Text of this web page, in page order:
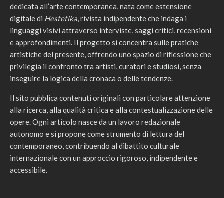
dedicata all’arte contemporanea, nata come estensione
digitale di Hestetika, rivista indipendente che indaga i
linguaggi visivi attraverso interviste, saggi critici, recensioni
e approfondimenti. Il progetto si concentra sulle pratiche
artistiche del presente, offrendo uno spazio di riflessione che
privilegia il confronto tra artisti, curatori e studiosi, senza
inseguire la logica della cronaca o delle tendenze.
Il sito pubblica contenuti originali con particolare attenzione
alla ricerca, alla qualità critica e alla contestualizzazione delle
opere. Ogni articolo nasce da un lavoro redazionale
autonomo e si propone come strumento di lettura del
contemporaneo, contribuendo al dibattito culturale
internazionale con un approccio rigoroso, indipendente e
accessibile.